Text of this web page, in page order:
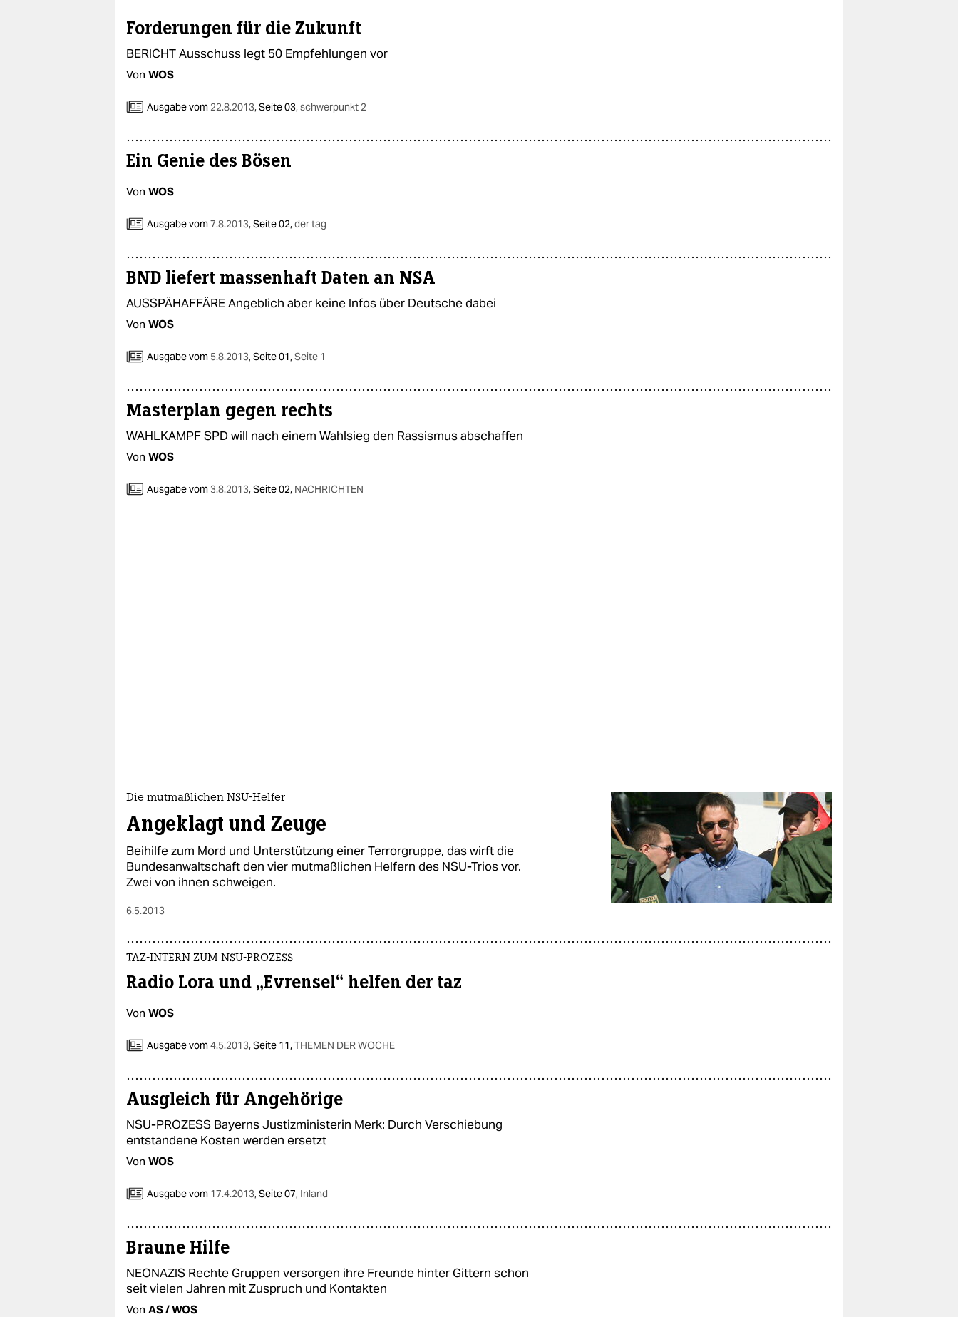
Forderungen für die Zukunft
BERICHT Ausschuss legt 50 Empfehlungen vor
Von WOS
Ausgabe vom 22.8.2013,Seite 03,schwerpunkt 2
Ein Genie des Bösen
Von WOS
Ausgabe vom7.8.2013,Seite 02,der tag
BND liefert massenhaft Daten an NSA
AUSSPÄHAFFÄRE Angeblich aber keine Infos über Deutsche dabei
Von WOS
Ausgabe vom 5.8.2013,Seite 01,Seite 1
Masterplan gegen rechts
WAHLKAMPF SPD will nach einem Wahlsieg den Rassismus abschaffen
Von WOS
Ausgabe vom3.8.2013,Seite 02, NACHRICHTEN
Die mutmaßlichen NSU-Helfer
Angeklagt und Zeuge
Beihilfe zum Mord und Unterstützung einer Terrorgruppe, das wirft die
Bundesanwaltschaft den vier mutmaßlichen Helfern des NSU-Trios vor.
Zwei von ihnen schweigen.
6.5.2013
TAZ-INTERN ZUM NSU-PROZESS
Radio Lora und „Evrensel“ helfen der taz
Von WOS
Ausgabe vom4.5.2013,Seite 11,THEMEN DER WOCHE
Ausgleich für Angehörige
NSU-PROZESS Bayerns Justizministerin Merk: Durch Verschiebung
entstandene Kosten werden ersetzt
Von WOS
Ausgabe vom 17.4.2013,Seite 07, Inland
Braune Hilfe
NEONAZIS Rechte Gruppen versorgen ihre Freunde hinter Gittern schon
seit vielen Jahren mit Zuspruch und Kontakten
Von AS / WOS